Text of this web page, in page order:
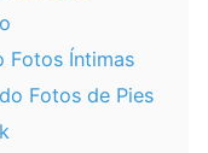
Fotos Íntimas
Fotos de Pies